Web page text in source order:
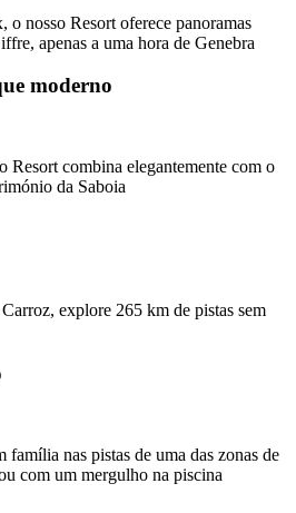
nosso Resort oferece panoramas
apenas a uma hora de Genebra
moderno
Resort combina elegantemente com o
da Saboia
explore 265 km de pistas sem
família nas pistas de uma das zonas de
com um mergulho na piscina